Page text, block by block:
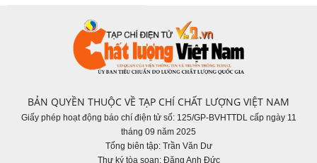
BẢN QUYỀN THUỘC VỀ TẠP CHÍ CHẤT LƯỢNG VIỆT NAM
Giấy phép hoạt động báo chí điện tử số: 125/GP-BVHTTDL cấp ngày 11
tháng 09 năm 2025
Tổng biên tập: Trần Văn Dư
Thư ký tòa soạn: Đặng Anh Đức